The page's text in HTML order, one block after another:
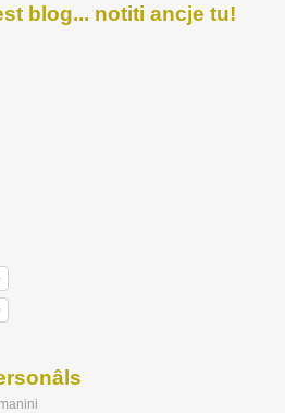
blog... notiti ancje tu!